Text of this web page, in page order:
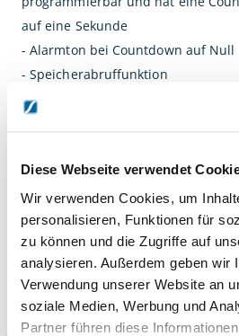
Diese Webseite verwendet
Wir verwenden Cookies, um
personalisieren, Funktionen für
zu können und die Zugriffe auf
analysieren. Außerdem geben wir
Verwendung unserer Website an
soziale Medien, Werbung und
Partner führen diese
auf eine Sekunde
- Alarmton bei Countdown auf Null
- Speicherabruffunktion
- Separate Knöpfe zum Einstellen
Befestigung auf Eisenflächen.
- Zum Hängen, Stehen und Liegen
- Gute Form und einfache
DETAILS